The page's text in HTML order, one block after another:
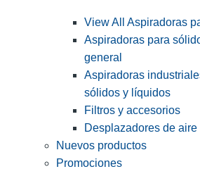
View All Aspiradoras
Aspiradoras para
general
Aspiradoras
sólidos y líquidos
Filtros y accesorios
Desplazadores de aire
Nuevos productos
Promociones